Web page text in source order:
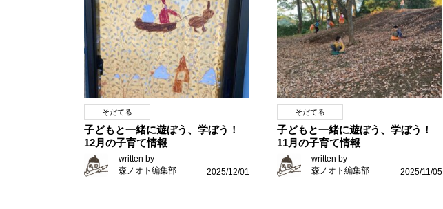
そだてる
子どもと一緒に遊ぼう、学ぼう！
12月の子育て情報
written by
森ノオト編集部
2025/12/01
そだてる
子どもと一緒に遊ぼう、学ぼう！
11月の子育て情報
written by
森ノオト編集部
2025/11/05